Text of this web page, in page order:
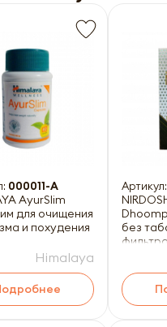
000011-A
AyurSlim
для очищения
и похудения
Himalaya
Артикул:
без